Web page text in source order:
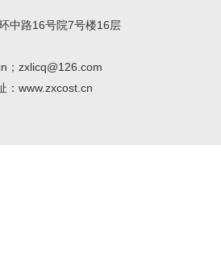
中路16号院7号楼16层
；zxlicq@126.com
www.zxcost.cn